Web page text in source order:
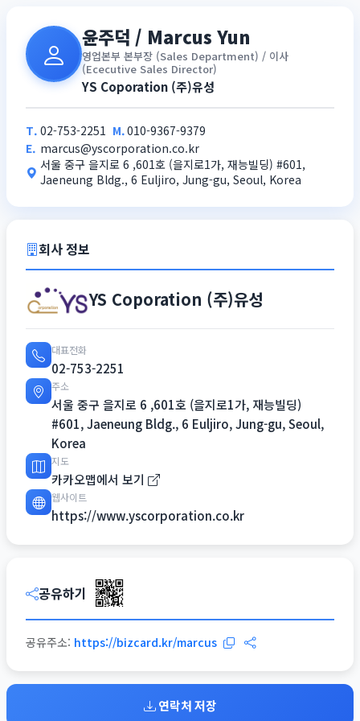
윤주덕 / Marcus Yun
영업본부 본부장 (Sales Department) / 이사
(Ececutive Sales Director)
YS Coporation (주)유성
T. 02-753-2251 M.010-9367-9379
E. marcus@yscorporation.co.kr
서울 중구 을지로 6 ,601호 (을지로1가, 재능빌딩) #601,
Jaeneung Bldg., 6 Euljiro, Jung-gu, Seoul, Korea
회사 정보
YS Coporation (주)유성
대표전화
02-753-2251
주소
서울 중구 을지로 6 ,601호 (을지로1가, 재능빌딩)
#601, Jaeneung Bldg., 6 Euljiro, Jung-gu, Seoul,
Korea
지도
카카오맵에서 보기
웹사이트
https://www.yscorporation.co.kr
공유하기
공유주소: https://bizcard.kr/marcus
연락처 저장